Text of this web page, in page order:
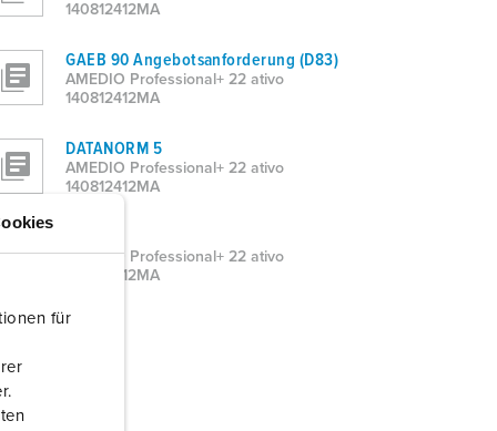
für
140812412MA
GAEB 90 Angebotsanforderung (D83)
AMEDIO Professional+ 22 ativo
140812412MA
DATANORM 5
AMEDIO Professional+ 22 ativo
140812412MA
AMEDIO Professional+ 22 ativo
140812412MA